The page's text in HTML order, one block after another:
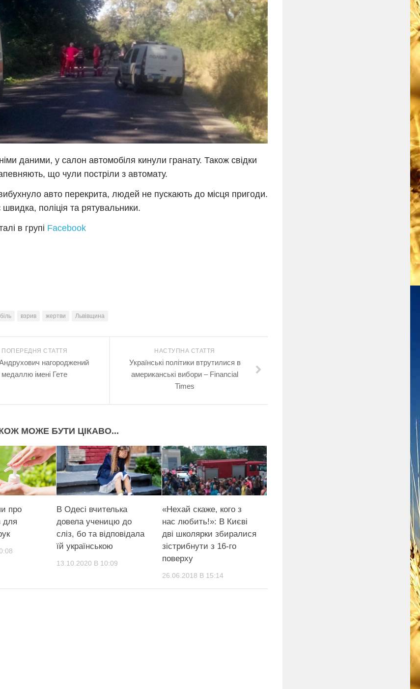
даними, у салон автомобіля кинули гранату. Також свідки
що чули постріли з автомату.
авто перекрита, людей не пускають до місця пригоди.
поліція та рятувальники.
в групі Facebook
взрив жертви Львівщина
НАСТУПНА СТАТТЯ
Українські політики втрутилися в
американські вибори – Financial
Times
ПОПЕРЕДНЯ СТАТТЯ
нагороджений
медаллю імені Гете
МОЖЕ БУТИ ЦІКАВО...
про
для
В Одесі вчителька
довела ученицю до
сліз, бо та відповідала
їй українською
13.10.2020 В 10:09
«Нехай скаже, кого з
нас любить!»: В Києві
дві школярки збиралися
зicтpибнyти з 16-го
повepху
26.06.2018 В 15:14